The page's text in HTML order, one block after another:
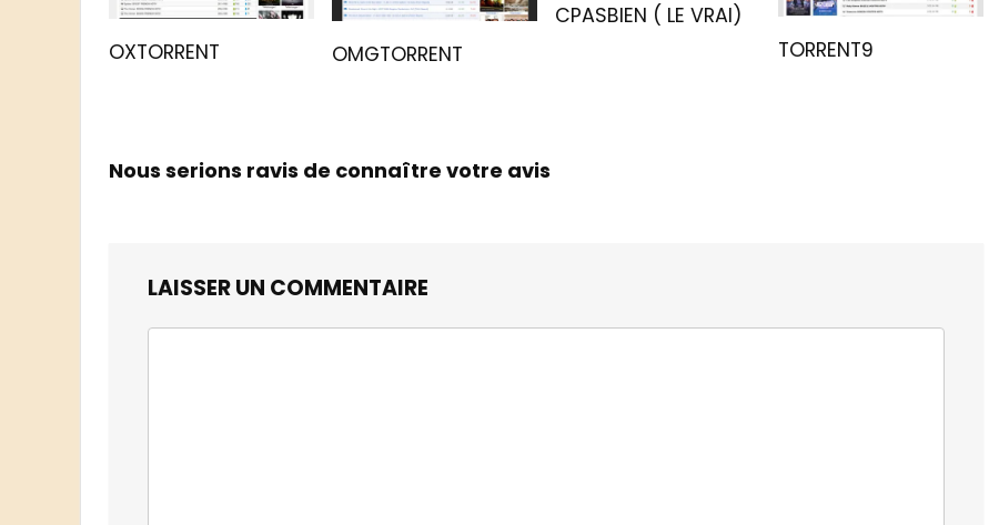
OXTORRENT OMGTORRENT
CPASBIEN ( LE VRAI)
TORRENT9
Nous serions ravis de connaître votre avis
LAISSER UN COMMENTAIRE